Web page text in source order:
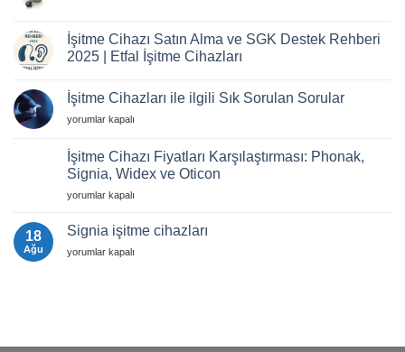
İŞİTME
CİHAZI
İşitme Cihazı Satın Alma ve SGK Destek Rehberi
2025 | Etfal İşitme Cihazları
İşitme
Cihazı
Satın
SGK
Destek
Rehberi
2025
|
İşitme
Cihazları
İşitme Cihazları ile ilgili Sık Sorulan Sorular
İşitme
ile
ilgili
Sık
Sorulan
için
yorumlar kapalı
İşitme Cihazı Fiyatları Karşılaştırması: Phonak,
Signia, Widex ve Oticon
İşitme
Fiyatları
Karşılaştırması:
Phonak,
yorumlar kapalı
18
Ağu
Signia işitme cihazları
Signia
yorumlar kapalı